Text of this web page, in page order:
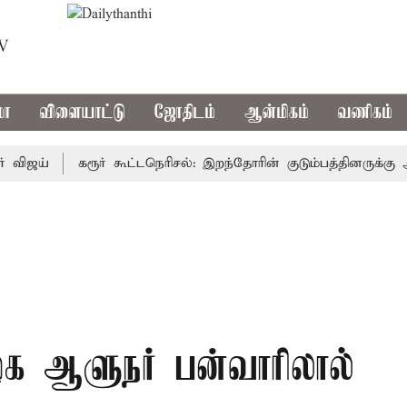
விளையாட்டு ஜோதிடம் ஆன்மிகம் வணிகம்
கரூர் கூட்டநெரிசல்: இறந்தோரின் குடும்பத்தினருக்கு
ஆளுநர் பன்வாரிலால்